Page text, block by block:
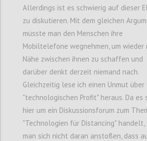
Allerdings ist es schwierig auf dieser
zu diskutieren. Mit dem gleichen
müsste man den Menschen ihre
Mobiltelefone wegnehmen, um wieder
Nähe zwischen ihnen zu schaffen und
darüber denkt derzeit niemand nach.
Gleichzeitig lese ich einen Unmut über
"technologischen Profit" heraus. Da es
hier um ein Diskussionsforum zum
"Technologien für Distancing"
man sich nicht daran anstoßen, dass